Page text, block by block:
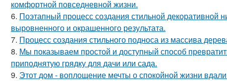
комфортной повседневной жизни.
6. Поэтапный процесс создания стильной декоративной
выровненного и окрашенного результата.
7. Процесс создания стильного подноса из массива
8. Мы показываем простой и доступный способ
приподнятую грядку для дачи или сада.
9. Этот дом - воплощение мечты о спокойной жизни вдали